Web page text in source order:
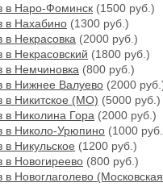
в Наро-Фоминск (1500 руб.)
в Нахабино (1300 руб.)
в Некрасовка (2000 руб.)
в Некрасовский (1800 руб.)
в Немчиновка (800 руб.)
в Нижнее Валуево (2000
в Никитское (МО) (5000 руб.)
в Николина Гора (2000 руб.)
в Николо-Урюпино (1000
в Никульское (1200 руб.)
в Новогиреево (800 руб.)
в Новоглаголево